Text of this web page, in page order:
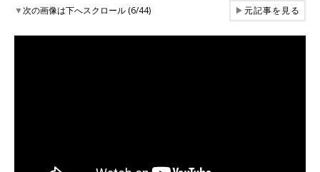
▼次の画像は下へスクロール (6/44) ▶元記事を見る